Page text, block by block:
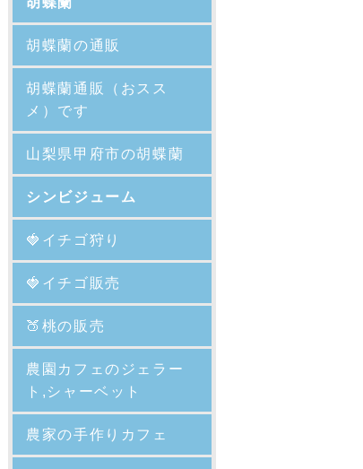
胡蝶蘭の通販
胡蝶蘭通販（おスス
メ）です
山梨県甲府市の胡蝶蘭
シンビジューム
🍓イチゴ狩り
🍓イチゴ販売
🍑 桃の販売
農園カフェのジェラー
ト,シャーベット
農家の手作りカフェ